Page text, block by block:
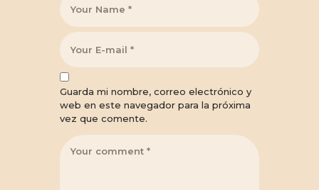
Guarda mi nombre, correo electrónico y
web en este navegador para la próxima
vez que comente.